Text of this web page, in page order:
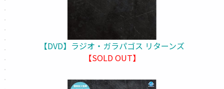
【DVD】ラジオ・ガラパゴス リターンズ
【SOLD OUT】